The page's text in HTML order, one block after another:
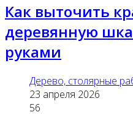
Как выточить
деревянную
руками
Дерево, столярные
23 апреля 2026
56